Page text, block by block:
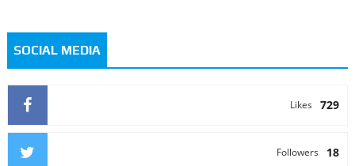
SOCIAL MEDIA
729
Likes
18
Followers